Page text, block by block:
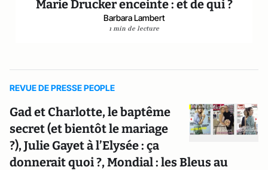
Marie Drucker enceinte : et de qui ?
Barbara Lambert
1 min de lecture
REVUE DE PRESSE PEOPLE
Gad et Charlotte, le baptême
secret (et bientôt le mariage
?), Julie Gayet à l’Elysée : ça
donnerait quoi ?, Mondial : les Bleus au